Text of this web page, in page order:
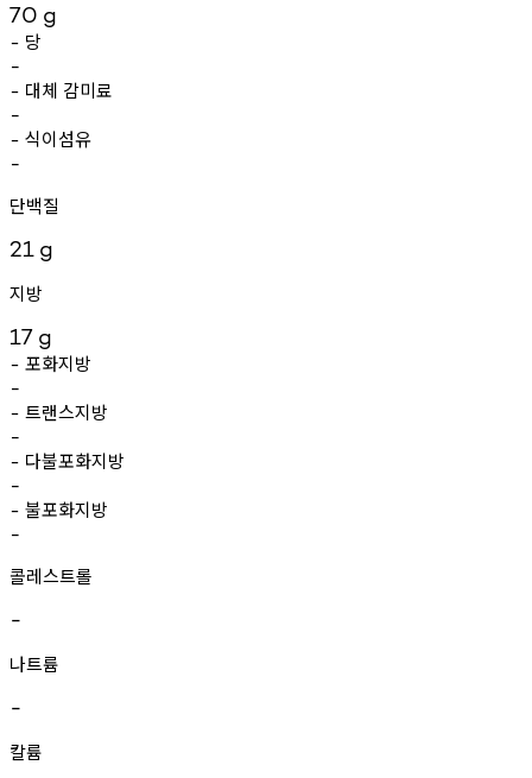
70 g
- 당
-
- 대체 감미료
-
- 식이섬유
-
단백질
21 g
지방
17 g
- 포화지방
-
- 트랜스지방
-
- 다불포화지방
-
- 불포화지방
-
콜레스트롤
-
나트륨
-
칼륨